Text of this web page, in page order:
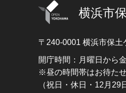
横浜市
〒240-0001 横浜市保土
開庁時間：月曜日から
※昼の時間帯はお待た
（祝日・休日・12月29